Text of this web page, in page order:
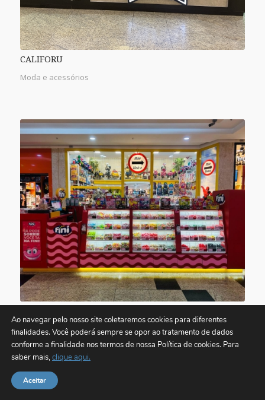
CALIFORU
Moda e acessórios
Doces, balas e chicletes
Ao navegar pelo nosso site coletaremos cookies para diferentes
finalidades. Você poderá sempre se opor ao tratamento de dados
conforme a finalidade nos termos de nossa Política de cookies. Para
saber mais,clique aqui.
Aceitar